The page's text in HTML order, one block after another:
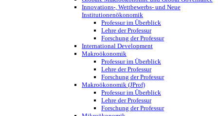
Innovations-, Wettbewerbs- und Neue
Institutionenökonomik
Professur im Überblick
Lehre der Professur
Forschung der Professur
International Development
Makroökonomik
Professur im Überblick
Lehre der Professur
Forschung der Professur
Makroökonomik (JProf)
Professur im Überblick
Lehre der Professur
Forschung der Professur